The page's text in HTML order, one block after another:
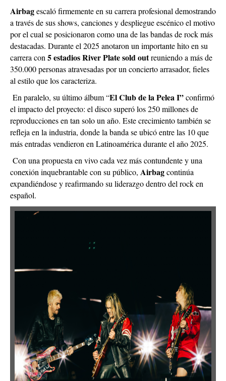
Airbagescaló firmemente en su carrera profesional demostrando
a través de sus shows, canciones y despliegue escénico el motivo
por el cual se posicionaron como una de las bandas de rock más
destacadas. Durante el 2025 anotaron un importante hito en su
carrera con 5 estadios River Plate sold outreuniendo a más de
350.000 personas atravesadas por un concierto arrasador, fieles
al estilo que los caracteriza.
En paralelo, su último álbum “El Club de la Pelea I”confirmó
el impacto del proyecto: el disco superó los 250 millones de
reproducciones en tan solo un año. Este crecimiento también se
refleja en la industria, donde la banda se ubicó entre las 10 que
más entradas vendieron en Latinoamérica durante el año 2025.
Con una propuesta en vivo cada vez más contundente y una
conexión inquebrantable con su público, Airbagcontinúa
expandiéndose y reafirmando su liderazgo dentro del rock en
español.